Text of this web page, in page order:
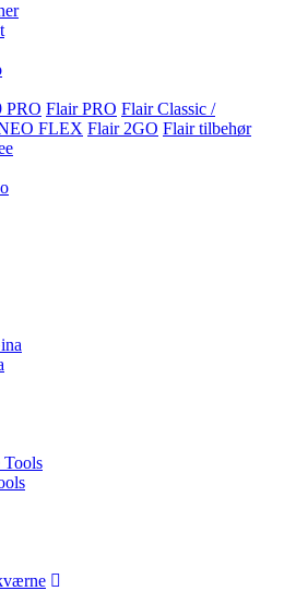
PRO Flair PRO Flair Classic /
FLEX Flair 2GO Flair tilbehør